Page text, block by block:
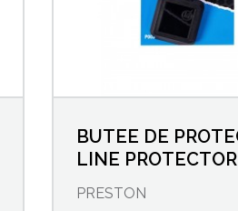
BUTEE DE
LINE
PRESTON